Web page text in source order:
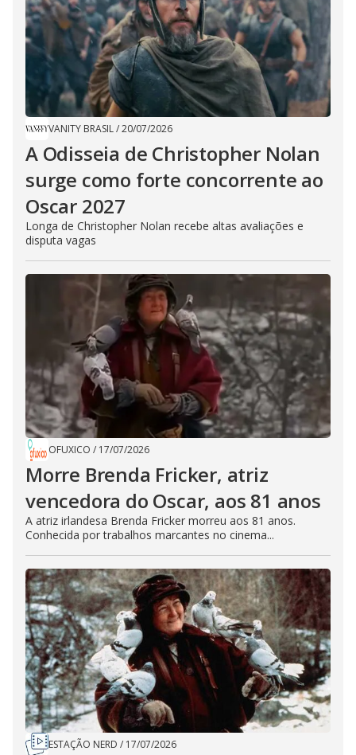
VANITY BRASIL/20/07/2026
A Odisseia de Christopher Nolan
surge como forte concorrente ao
Oscar 2027
Longa de Christopher Nolan recebe altas avaliações e
disputa vagas
OFUXICO / 17/07/2026
Morre Brenda Fricker, atriz
vencedora do Oscar, aos 81 anos
A atriz irlandesa Brenda Fricker morreu aos 81 anos.
Conhecida por trabalhos marcantes no cinema...
ESTAÇÃO NERD / 17/07/2026